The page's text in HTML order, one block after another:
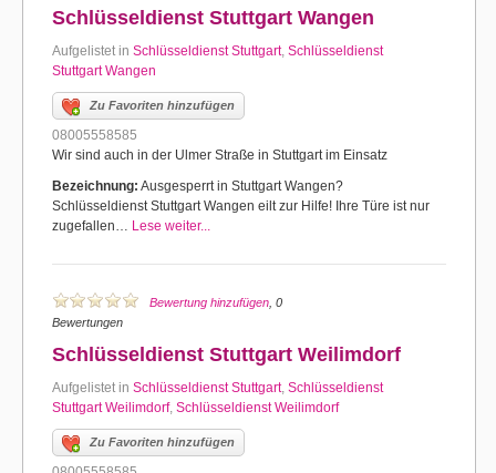
Schlüsseldienst Stuttgart Wangen
Aufgelistet in Schlüsseldienst Stuttgart, Schlüsseldienst
Stuttgart Wangen
Zu Favoriten hinzufügen
08005558585
Wir sind auch in der Ulmer Straße in Stuttgart im Einsatz
Bezeichnung: Ausgesperrt in Stuttgart Wangen?
Schlüsseldienst Stuttgart Wangen eilt zur Hilfe! Ihre Türe ist nur
zugefallen… Lese weiter...
Bewertung hinzufügen , 0
Bewertungen
Schlüsseldienst Stuttgart Weilimdorf
Aufgelistet in Schlüsseldienst Stuttgart, Schlüsseldienst
Stuttgart Weilimdorf, Schlüsseldienst Weilimdorf
Zu Favoriten hinzufügen